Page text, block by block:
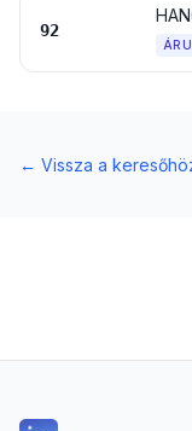
92
← Vissza a